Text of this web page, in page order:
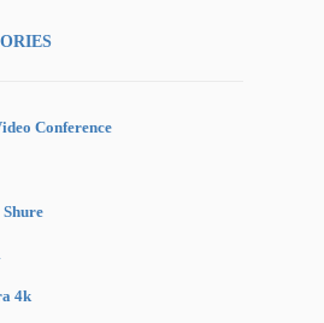
Conference
4k